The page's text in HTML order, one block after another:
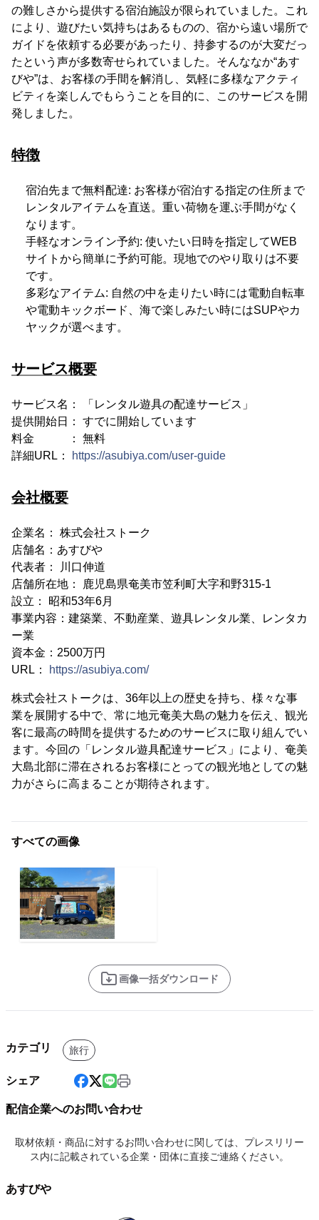
の難しさから提供する宿泊施設が限られていました。これ
により、遊びたい気持ちはあるものの、宿から遠い場所で
ガイドを依頼する必要があったり、持参するのが大変だっ
たという声が多数寄せられていました。そんななか“あす
びや”は、お客様の手間を解消し、気軽に多様なアクティ
ビティを楽しんでもらうことを目的に、このサービスを開
発しました。
特徴
宿泊先まで無料配達: お客様が宿泊する指定の住所まで
レンタルアイテムを直送。重い荷物を運ぶ手間がなく
なります。
手軽なオンライン予約: 使いたい日時を指定してWEB
サイトから簡単に予約可能。現地でのやり取りは不要
です。
多彩なアイテム: 自然の中を走りたい時には電動自転車
や電動キックボード、海で楽しみたい時にはSUPやカ
ヤックが選べます。
サービス概要
サービス名： 「レンタル遊具の配達サービス」
提供開始日： すでに開始しています
料金 ： 無料
詳細URL：
https://asubiya.com/user-guide
会社概要
企業名： 株式会社ストーク
店舗名：あすびや
代表者： 川口伸道
店舗所在地： 鹿児島県奄美市笠利町大字和野315-1
設立： 昭和53年6月
事業内容：建築業、不動産業、遊具レンタル業、レンタカ
ー業
資本金：2500万円
URL：
https://asubiya.com/
株式会社ストークは、36年以上の歴史を持ち、様々な事
業を展開する中で、常に地元奄美大島の魅力を伝え、観光
客に最高の時間を提供するためのサービスに取り組んでい
ます。今回の「レンタル遊具配達サービス」により、奄美
大島北部に滞在されるお客様にとっての観光地としての魅
力がさらに高まることが期待されます。
すべての画像
画像一括ダウンロード
カテゴリ 旅行
シェア
配信企業へのお問い合わせ
取材依頼・商品に対するお問い合わせに関しては、プレスリリー
ス内に記載されている企業・団体に直接ご連絡ください。
あすびや